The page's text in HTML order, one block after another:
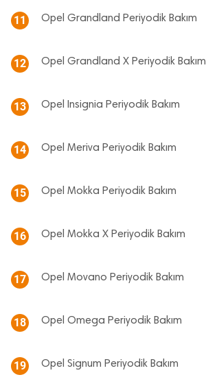
11 Opel Grandland Periyodik Bakım
12 Opel Grandland X Periyodik Bakım
13 Opel Insignia Periyodik Bakım
14 Opel Meriva Periyodik Bakım
15 Opel Mokka Periyodik Bakım
16 Opel Mokka X Periyodik Bakım
17 Opel Movano Periyodik Bakım
18 Opel Omega Periyodik Bakım
19 Opel Signum Periyodik Bakım